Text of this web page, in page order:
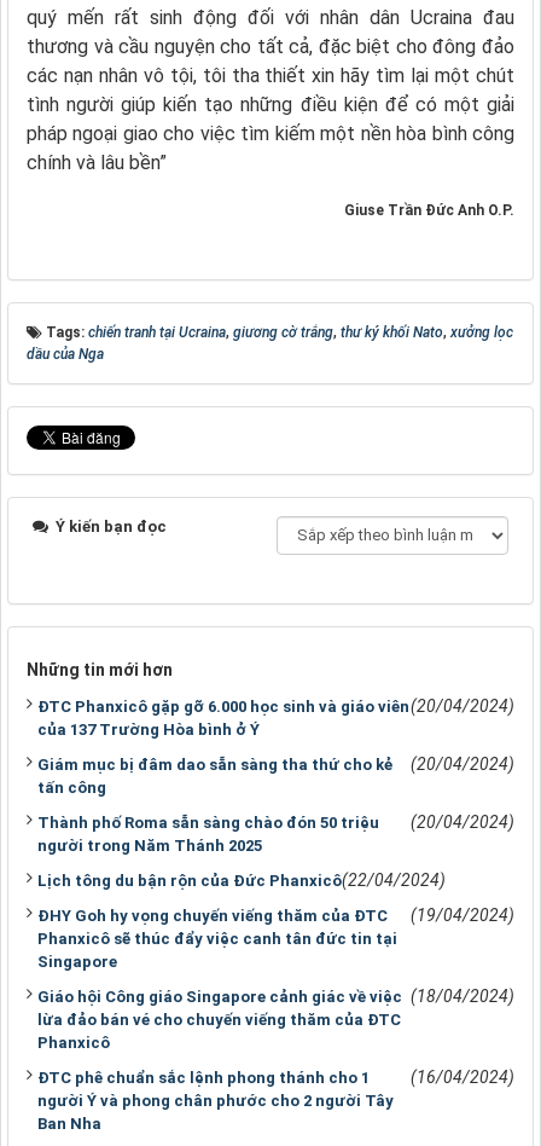
quý mến rất sinh động đối với nhân dân Ucraina đau
thương và cầu nguyện cho tất cả, đặc biệt cho đông đảo
các nạn nhân vô tội, tôi tha thiết xin hãy tìm lại một chút
tình người giúp kiến tạo những điều kiện để có một giải
pháp ngoại giao cho việc tìm kiếm một nền hòa bình công
chính và lâu bền”
Giuse Trần Đức Anh O.P.
Tags: chiến tranh tại Ucraina, giương cờ trắng, thư ký khối Nato, xưởng lọc
dầu của Nga
Ý kiến bạn đọc
Những tin mới hơn
ĐTC Phanxicô gặp gỡ 6.000 học sinh và giáo viên
của 137 Trường Hòa bình ở Ý
(20/04/2024)
Giám mục bị đâm dao sẵn sàng tha thứ cho kẻ
tấn công
(20/04/2024)
Thành phố Roma sẵn sàng chào đón 50 triệu
người trong Năm Thánh 2025
(20/04/2024)
Lịch tông du bận rộn của Đức Phanxicô(22/04/2024)
ĐHY Goh hy vọng chuyến viếng thăm của ĐTC
Phanxicô sẽ thúc đẩy việc canh tân đức tin tại
Singapore
(19/04/2024)
Giáo hội Công giáo Singapore cảnh giác về việc
lừa đảo bán vé cho chuyến viếng thăm của ĐTC
Phanxicô
(18/04/2024)
ĐTC phê chuẩn sắc lệnh phong thánh cho 1
người Ý và phong chân phước cho 2 người Tây
Ban Nha
(16/04/2024)